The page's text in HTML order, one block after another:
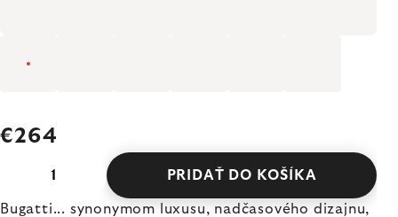
€264
PRIDAŤ DO KOŠÍKA
Bugatti... synonymom luxusu, nadčasového dizajnu,